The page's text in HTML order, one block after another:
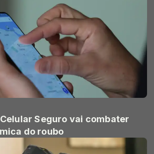
Seguro vai combater
do roubo